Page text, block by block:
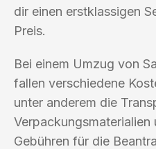
dir einen erstklassigen
Preis.
Bei einem Umzug von
fallen verschiedene
unter anderem die
Gebühren für die